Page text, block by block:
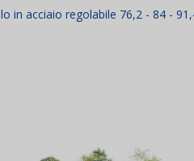
in acciaio regolabile 76,2 - 84 -